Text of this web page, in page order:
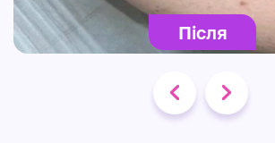
Після